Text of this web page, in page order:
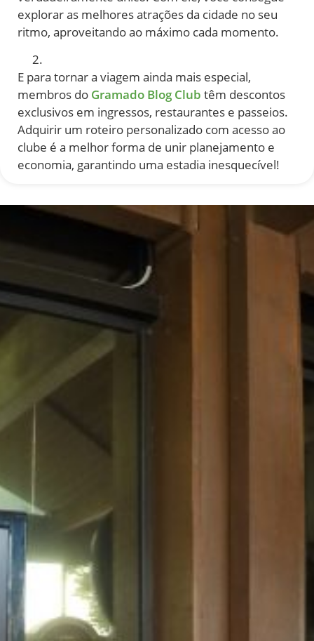
explorar as melhores atrações da cidade no seu
ritmo, aproveitando ao máximo cada momento.
E para tornar a viagem ainda mais especial,
membros do Gramado Blog Club têm descontos
exclusivos em ingressos, restaurantes e passeios.
Adquirir um roteiro personalizado com acesso ao
clube é a melhor forma de unir planejamento e
economia, garantindo uma estadia inesquecível!